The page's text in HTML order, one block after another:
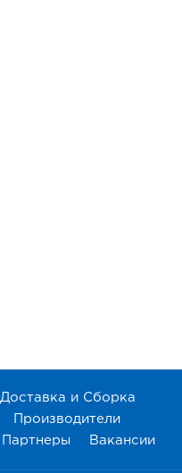
Доставка и Сборка
Производители
Партнеры Вакансии